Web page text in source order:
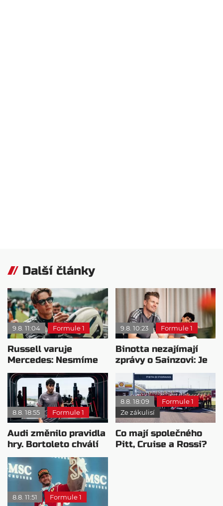
Další články
9.8. 11:04 Formule 1
Russell varuje
Mercedes: Nesmíme
usnout na vavřínech
9.8. 10:23 Formule 1
Binotta nezajímají
zprávy o Sainzovi: Je
to důkaz, že Audi
roste
8.8. 18:55 Formule 1
Audi změnilo pravidla
hry. Bortoleto chválí
nový tým i jeho
mentalitu
8.8. 18:09
Formule 1
Ze zákulisí
Co mají společného
Pitt, Cruise a Rossi?
8.8. 11:51 Formule 1